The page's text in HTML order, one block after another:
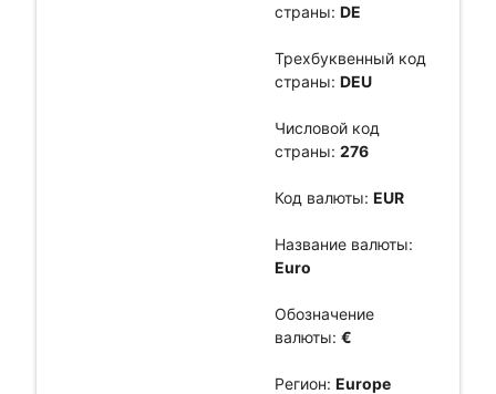
страны: DE
Трехбуквенный код
страны: DEU
Числовой код
страны: 276
Код валюты: EUR
Название валюты:
Euro
Обозначение
валюты: €
Регион: Europe